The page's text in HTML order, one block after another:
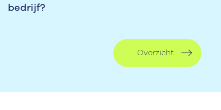
bedrijf?
Overzicht